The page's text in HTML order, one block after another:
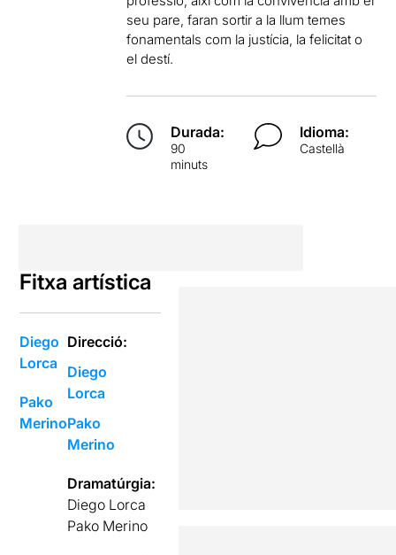
seu pare, faran sortir a la llum temes
fonamentals com la justícia, la felicitat o
el destí.
Durada:
90
minuts
Idioma:
Castellà
Fitxa artística
Diego
Lorca
Pako
Merino
Direcció:
Diego
Lorca
Pako
Merino
Dramatúrgia:
Diego Lorca
Pako Merino